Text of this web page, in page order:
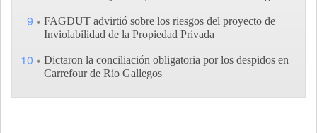
9
FAGDUT advirtió sobre los riesgos del proyecto de
Inviolabilidad de la Propiedad Privada
10
Dictaron la conciliación obligatoria por los despidos en
Carrefour de Río Gallegos